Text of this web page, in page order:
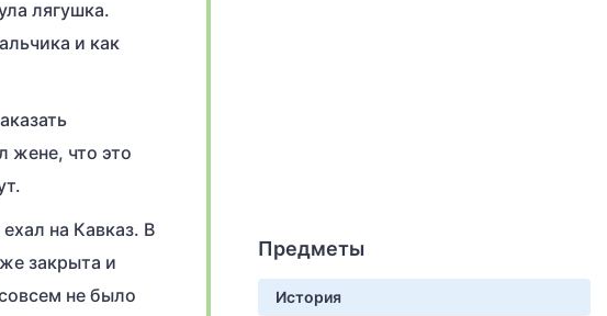
лягушка.
и как
жене, что это
на Кавказ. В
закрыта и
не было
Предметы
История